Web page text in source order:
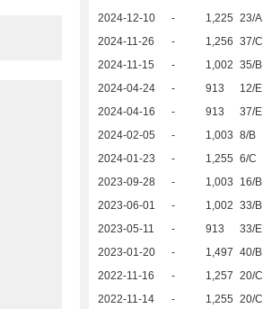
2024-12-10
- 1,225 23/A
2024-11-26
- 1,256 37/C
2024-11-15
- 1,002 35/B
2024-04-24
- 913 12/E
2024-04-16
- 913 37/E
2024-02-05
- 1,003 8/B
2024-01-23
- 1,255 6/C
2023-09-28
- 1,003 16/B
2023-06-01
- 1,002 33/B
2023-05-11
- 913 33/E
2023-01-20
- 1,497 40/B
2022-11-16
- 1,257 20/C
2022-11-14
- 1,255 20/C